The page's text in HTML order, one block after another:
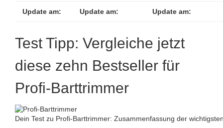
Update am: Update am: Update am:
Test Tipp: Vergleiche jetzt
diese zehn Bestseller für
Profi-Barttrimmer
Dein Test zu Profi-Barttrimmer: Zusammenfassung der